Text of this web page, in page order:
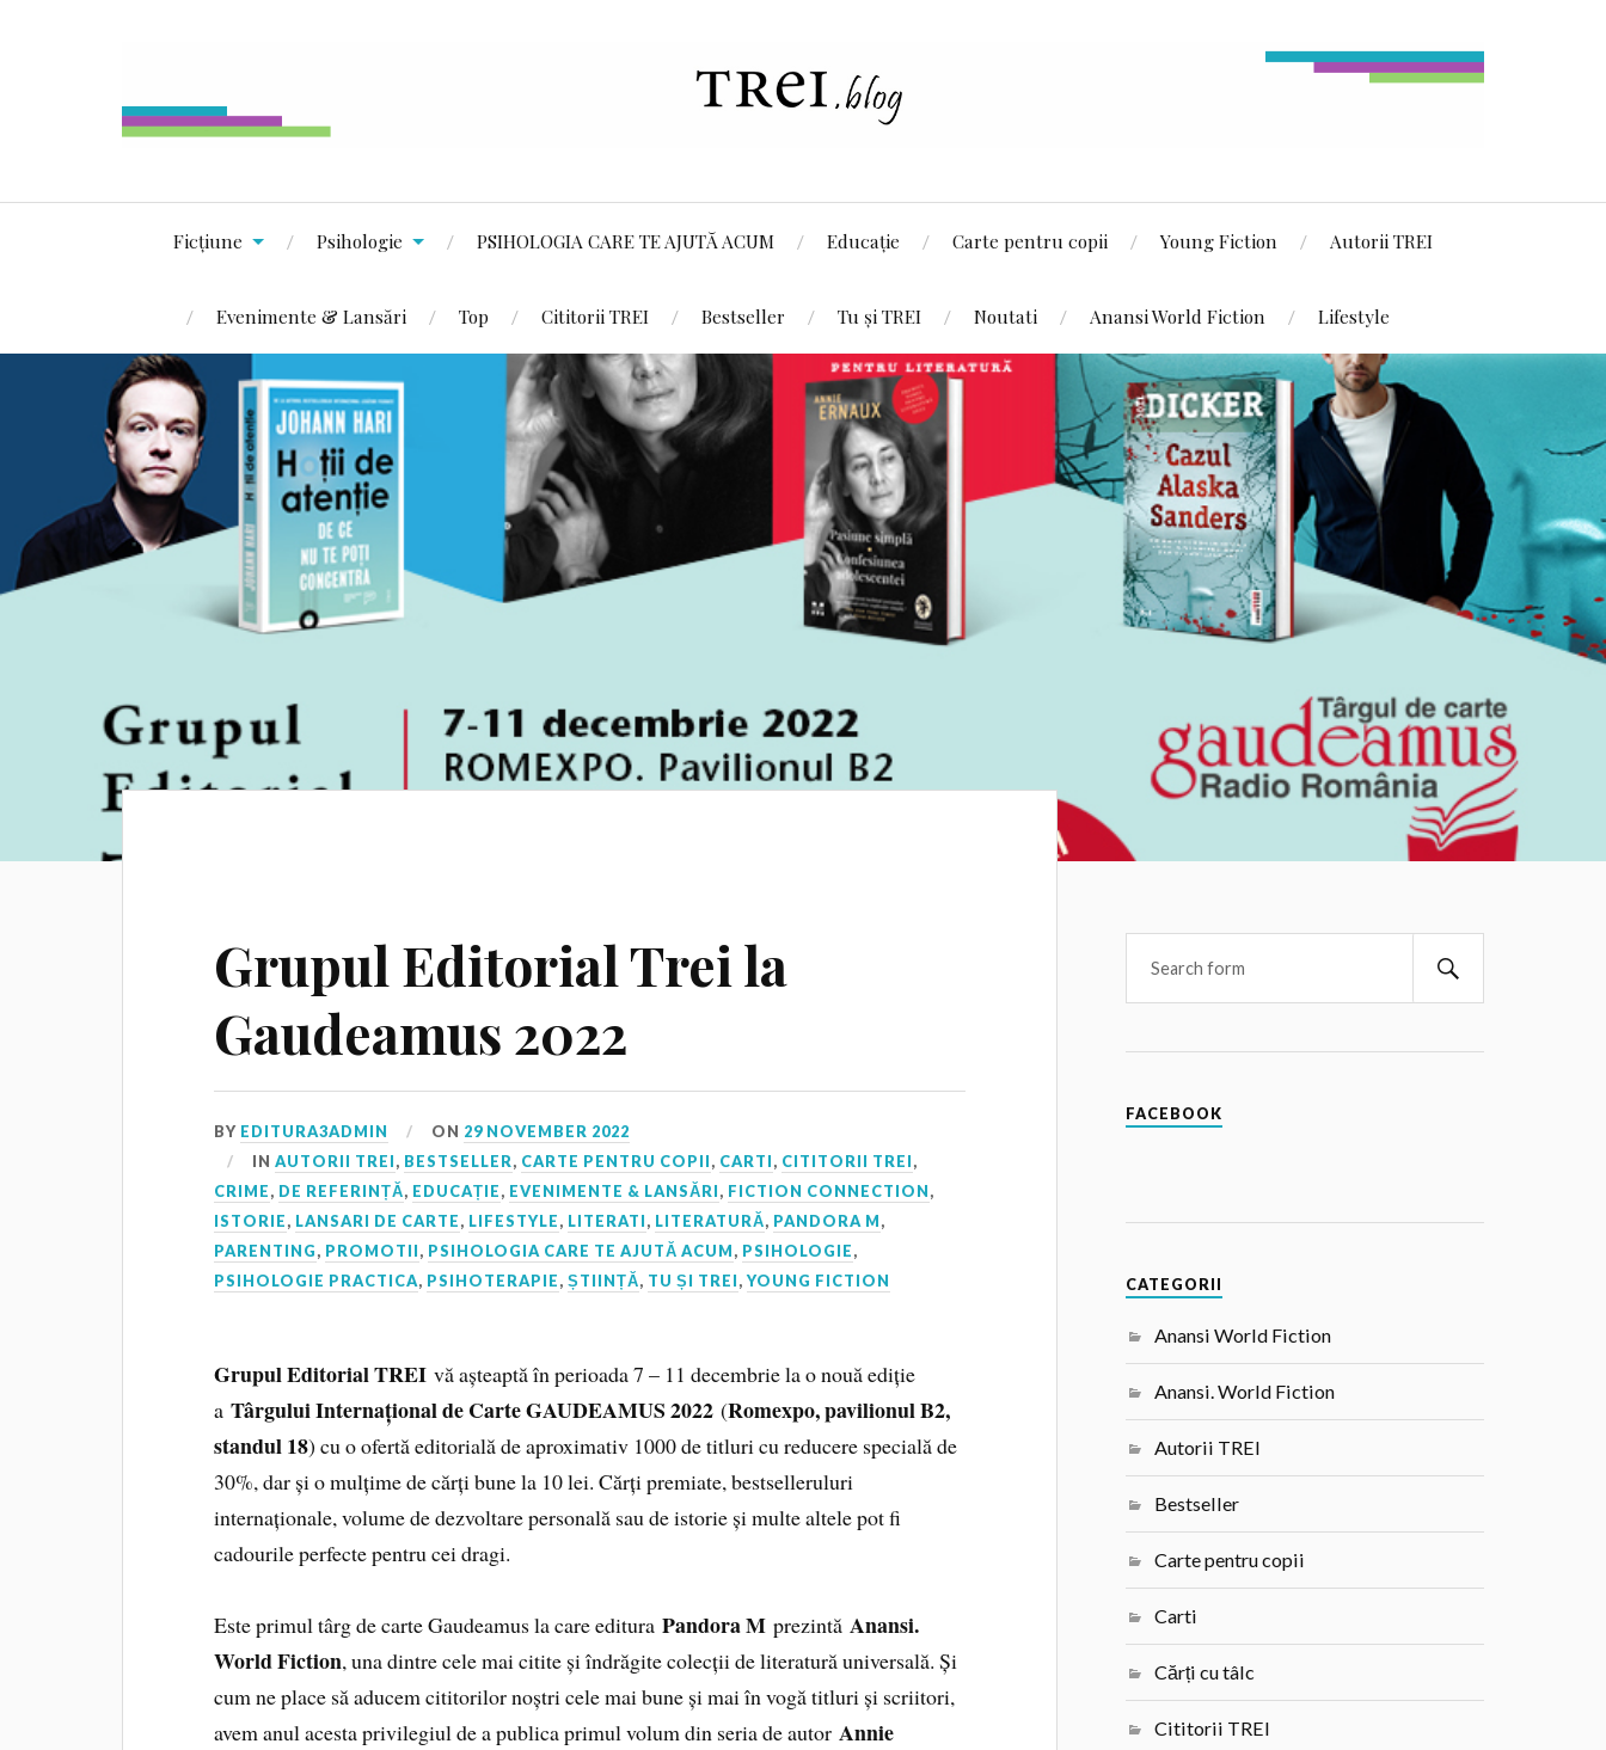
Ficțiune Psihologie PSIHOLOGIA CARE TE AJUTĂ ACUM Educație Carte pentru copii Young Fiction Autorii TREI
Evenimente & Lansări Top Cititorii TREI Bestseller Tu și TREI Noutati Anansi World Fiction Lifestyle
Grupul Editorial Trei la
Gaudeamus 2022
BY EDITURA3ADMIN ON 29 NOVEMBER 2022
INAUTORII TREI, BESTSELLER, CARTE PENTRU COPII, CARTI, CITITORII TREI,
CRIME, DE REFERINȚĂ, EDUCAȚIE, EVENIMENTE & LANSĂRI, FICTION CONNECTION,
ISTORIE, LANSARI DE CARTE, LIFESTYLE, LITERATI, LITERATURĂ, PANDORA M,
PARENTING, PROMOTII, PSIHOLOGIA CARE TE AJUTĂ ACUM, PSIHOLOGIE,
PSIHOLOGIE PRACTICA, PSIHOTERAPIE,ȘTIINȚĂ, TU ȘI TREI,YOUNG FICTION
Grupul Editorial TREI vă așteaptă în perioada 7 – 11 decembrie la o nouă ediție
aTârgului Internațional de Carte GAUDEAMUS 2022(Romexpo, pavilionul B2,
standul 18) cu o ofertă editorială de aproximativ 1000 de titluri cu reducere specială de
30%, dar și o mulțime de cărți bune la 10 lei. Cărți premiate, bestselleruluri
internaționale, volume de dezvoltare personală sau de istorie și multe altele pot fi
cadourile perfecte pentru cei dragi.
Este primul târg de carte Gaudeamus la care editura Pandora M prezintă Anansi.
World Fiction, una dintre cele mai citite și îndrăgite colecții de literatură universală. Și
cum ne place să aducem cititorilor noștri cele mai bune și mai în vogă titluri și scriitori,
avem anul acesta privilegiul de a publica primul volum din seria de autorAnnie
FACEBOOK
CATEGORII
Anansi World Fiction
Anansi. World Fiction
Autorii TREI
Bestseller
Carte pentru copii
Carti
Cărți cu tâlc
Cititorii TREI